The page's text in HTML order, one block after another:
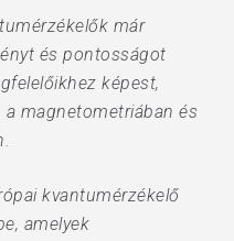
már
és pontosságot
képest,
a magnetometriában és
kvantumérzékelő
amelyek